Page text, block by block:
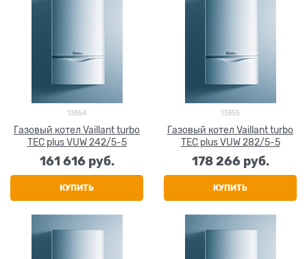
13854
Газовый котел Vaillant turbo
TEC plus VUW 242/5-5
161 616 руб.
КУПИТЬ
13855
Газовый котел Vaillant turbo
TEC plus VUW 282/5-5
178 266 руб.
КУПИТЬ